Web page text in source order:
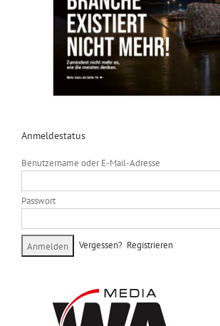
Anmeldestatus
Benutzername oder E-Mail-Adresse
Passwort
Vergessen? Registrieren